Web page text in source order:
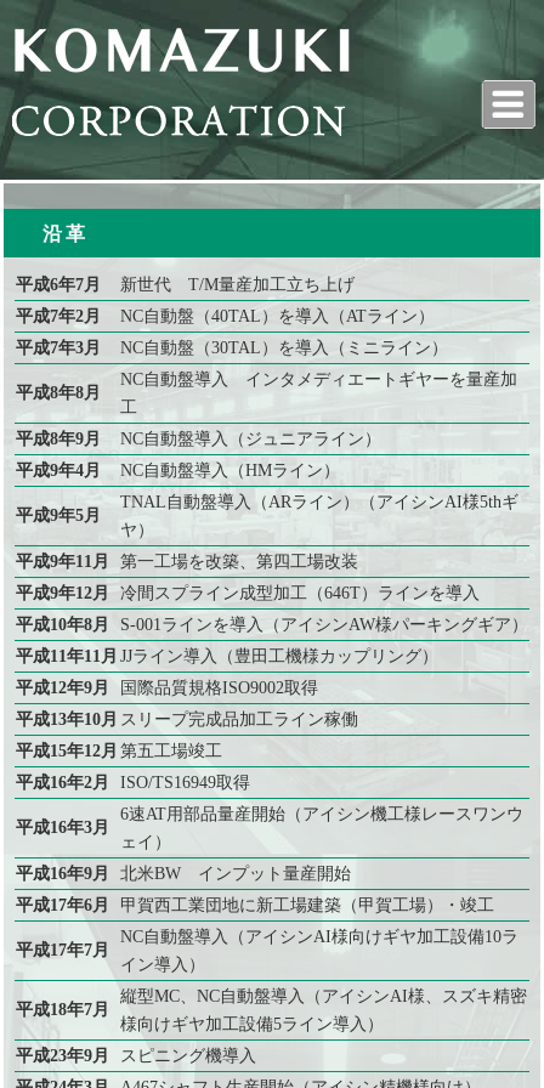
沿革
平成6年7月
新世代 T/M量産加工立ち上げ
平成7年2月
NC自動盤（40TAL）を導入
（ATライン）
平成7年3月
NC自動盤（30TAL）を導入 （ミニライン）
平成8年8月
NC自動盤導入 インタメディエートギヤーを量産加
工
平成8年9月
NC自動盤導入
（ジュニアライン）
平成9年4月
NC自動盤導入（HMライン）
平成9年5月
TNAL自動盤導入
（ARライン）（アイシンAI様5thギ
ヤ）
平成9年11月
第一工場を改築、第四工場改装
平成9年12月
冷間スプライン成型加工（646T） ラインを導入
平成10年8月
S‐001ラインを導入
（アイシンAW様パーキングギア）
平成11年11月 JJライン導入
（豊田工機様カップリング）
平成12年9月
国際品質規格ISO9002取得
平成13年10月 スリープ完成品加工ライン稼働
平成15年12月 第五工場竣工
平成16年2月
ISO/TS16949取得
平成16年3月
6速AT用部品量産開始（アイシン機工様レースワンウ
ェイ）
平成16年9月
北米BW インプット量産開始
平成17年6月
甲賀西工業団地に新工場建築（甲賀工場）・竣工
平成17年7月
NC自動盤導入
（アイシンAI様向けギヤ加工設備10ラ
イン導入）
平成18年7月
縦型MC、NC自動盤導入
（アイシンAI様、スズキ精密
様向けギヤ加工設備5ライン導入）
平成23年9月
スピニング機導入